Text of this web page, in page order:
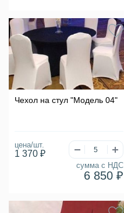
Чехол на стул "Модель 04"
цена/шт.
1 370 ₽
сумма с НДС
6 850 ₽